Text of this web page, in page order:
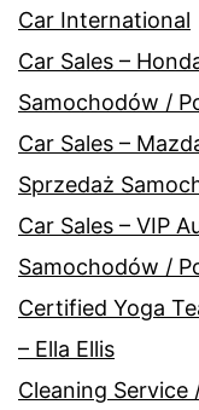
Car International
Car Sales –
Samochodów /
Car Sales –
Sprzedaż
Car Sales – VIP
Samochodów /
Certified Yoga
– Ella Ellis
Cleaning Service